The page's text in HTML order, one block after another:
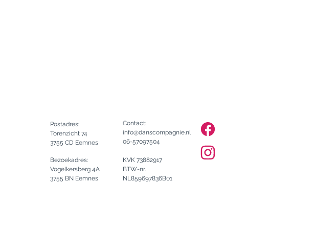
Postadres:
Torenzicht 74
3755 CD Eemnes
Bezoekadres:
Vogelkersberg 4A
3755 BN Eemnes
Contact:
info@danscompagnie.nl
06-57097504
KVK 73882917
BTW-nr.
NL859697836B01